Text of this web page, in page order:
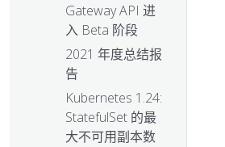
Gateway API 进
入 Beta 阶段
2021 年度总结报
告
Kubernetes 1.24:
StatefulSet 的最
大不可用副本数